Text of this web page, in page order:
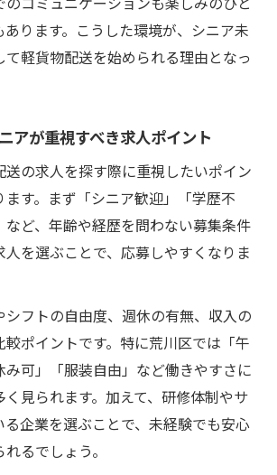
ります。こうした環境が、シニア未
軽貨物配送を始められる理由となっ
アが重視すべき求人ポイント
送の求人を探す際に重視したいポイン
ます。まず「シニア歓迎」「学歴不
など、年齢や経歴を問わない募集条件
人を選ぶことで、応募しやすくなりま
シフトの自由度、週休の有無、収入の
ポイントです。特に荒川区では「午
可」「服装自由」など働きやすさに
見られます。加えて、研修体制やサ
る企業を選ぶことで、未経験でも安心
るでしょう。